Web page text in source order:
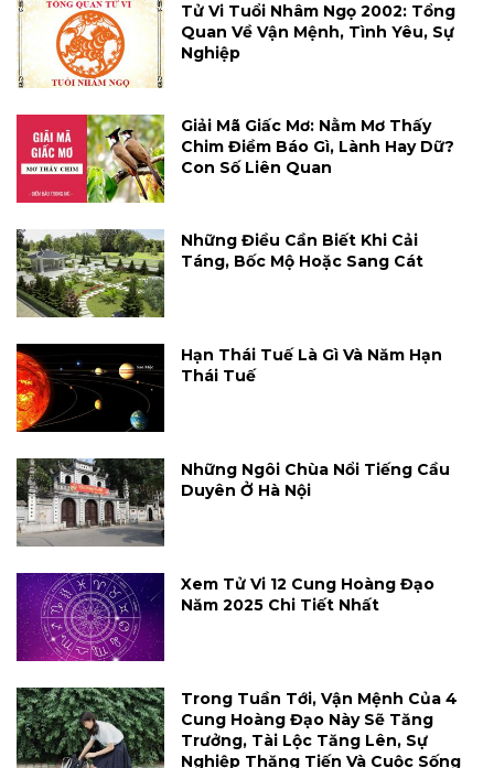
Tử Vi Tuổi Nhâm Ngọ 2002: Tổng
Quan Về Vận Mệnh, Tình Yêu, Sự
Nghiệp
Giải Mã Giấc Mơ: Nằm Mơ Thấy
Chim Điềm Báo Gì, Lành Hay Dữ?
Con Số Liên Quan
Những Điều Cần Biết Khi Cải
Táng, Bốc Mộ Hoặc Sang Cát
Hạn Thái Tuế Là Gì Và Năm Hạn
Thái Tuế
Những Ngôi Chùa Nổi Tiếng Cầu
Duyên Ở Hà Nội
Xem Tử Vi 12 Cung Hoàng Đạo
Năm 2025 Chi Tiết Nhất
Trong Tuần Tới, Vận Mệnh Của 4
Cung Hoàng Đạo Này Sẽ Tăng
Trưởng, Tài Lộc Tăng Lên, Sự
Nghiệp Thăng Tiến Và Cuộc Sống